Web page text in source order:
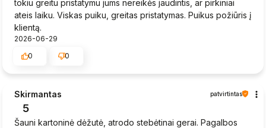
tokiu greitu pristatymu jums nereikės jaudintis, ar pirkiniai
ateis laiku. Viskas puiku, greitas pristatymas. Puikus požiūris į
klientą.
2026-06-29
0
0
Skirmantas patvirtintas
5
Šauni kartoninė dėžutė, atrodo stebėtinai gerai. Pagalbos